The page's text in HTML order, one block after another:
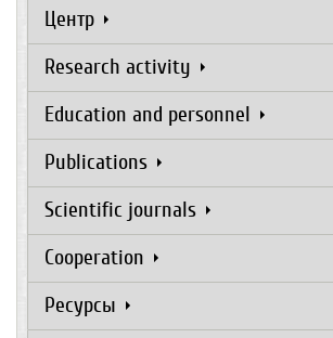
Центр
Research activity
Education and personnel
Publications
Scientific journals
Cooperation
Ресурсы